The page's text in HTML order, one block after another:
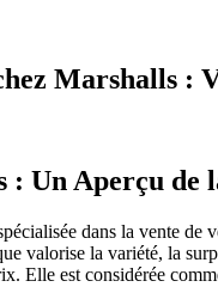
Marshalls :
Un Aperçu de
dans la vente de
valorise la variété, la
Elle est considérée